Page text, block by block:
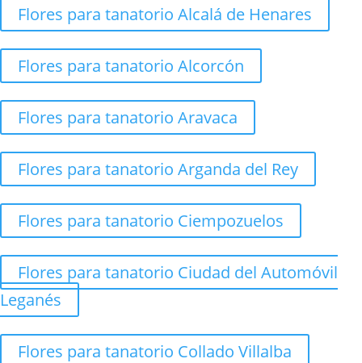
Flores para tanatorio Alcalá de Henares
Flores para tanatorio Alcorcón
Flores para tanatorio Aravaca
Flores para tanatorio Arganda del Rey
Flores para tanatorio Ciempozuelos
Flores para tanatorio Ciudad del Automóvil
Leganés
Flores para tanatorio Collado Villalba